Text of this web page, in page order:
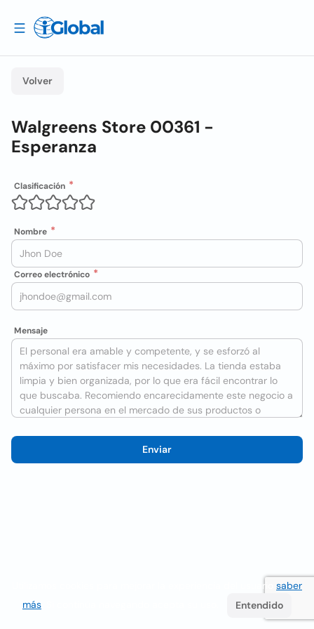
Volver
Walgreens Store 00361 -
Esperanza
Clasificación
Nombre
Correo electrónico
Mensaje
Enviar
Utilizamos cookies para mejorar la experiencia del usuario saber
más
Entendido